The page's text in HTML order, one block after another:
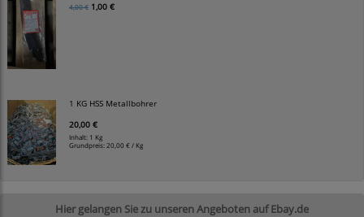
4,00 € 1,00 €
1 KG HSS Metallbohrer
20,00 €
Inhalt: 1 Kg
Grundpreis:20,00 € / Kg
Hier gelangen Sie zu unseren Angeboten auf Ebay.de